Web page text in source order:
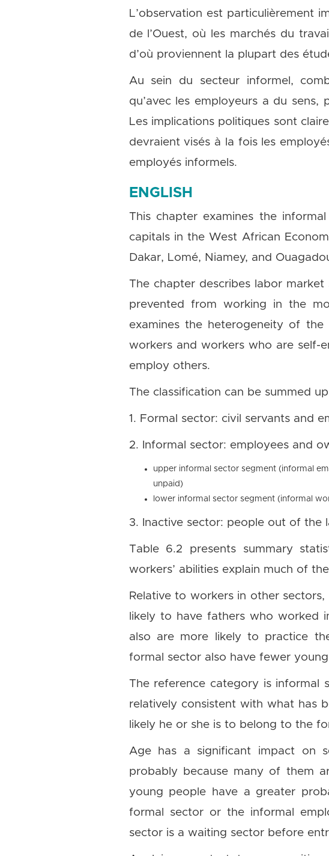
L’observation est particulièrement
de l’Ouest, où les marchés du
d’où proviennent la plupart des
Au sein du secteur informel,
qu’avec les employeurs a du sens,
Les implications politiques sont
devraient visés à la fois les
employés informels.
ENGLISH
This chapter examines the
capitals in the West African
Dakar, Lomé, Niamey, and
The chapter describes labor
prevented from working in the
examines the heterogeneity of
workers and workers who are self-
employ others.
The classification can be summed
1. Formal sector: civil servants and
2. Informal sector: employees and
upper informal sector segment (informal
unpaid)
lower informal sector segment (informal
3. Inactive sector: people out of the
Table 6.2 presents summary
workers’ abilities explain much of
Relative to workers in other
likely to have fathers who worked
also are more likely to practice
formal sector also have fewer
The reference category is informal
relatively consistent with what has
likely he or she is to belong to the
Age has a significant impact on
probably because many of them
young people have a greater
formal sector or the informal
sector is a waiting sector before